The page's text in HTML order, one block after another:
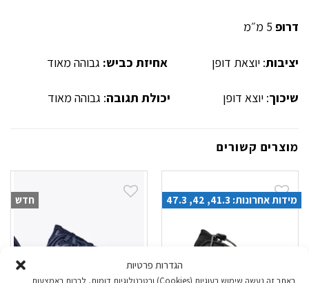
הגדרות פרטיות
באתר זה נעשה שימוש בעוגיות (Cookies) ובטכנולוגיות דומות, לרבות באמצעות
דרופ 5 מ״מ
יציבות: יוצאת דופן אחיזת כביש: גבוהה מאוד
שיכוך: יוצא דופן יכולת תגובה: גבוהה מאוד
מוצרים קשורים
מידות אחרונות: 41.3, 42, 47.3 חדש